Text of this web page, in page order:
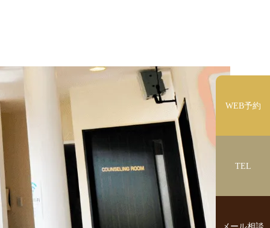
WEB予約
TEL
メール相談